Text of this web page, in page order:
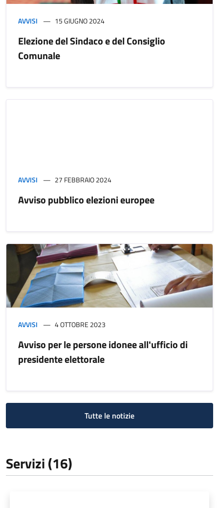
AVVISI 15 GIUGNO 2024
Elezione del Sindaco e del Consiglio
Comunale
AVVISI 27 FEBBRAIO 2024
Avviso pubblico elezioni europee
AVVISI 4 OTTOBRE 2023
Avviso per le persone idonee all'ufficio di
presidente elettorale
Tutte le notizie
Servizi (16)